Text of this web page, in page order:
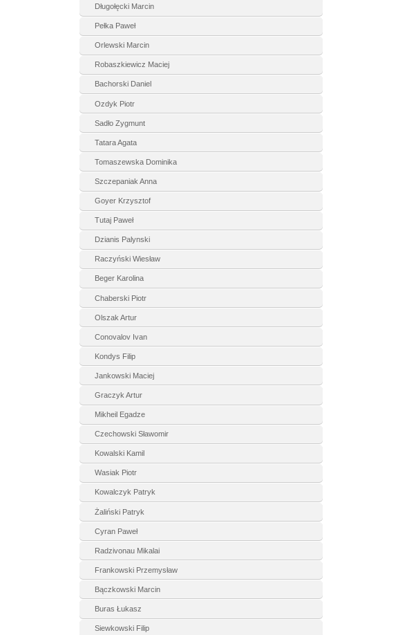
Długołęcki Marcin
Pełka Paweł
Orlewski Marcin
Robaszkiewicz Maciej
Bachorski Daniel
Ozdyk Piotr
Sadło Zygmunt
Tatara Agata
Tomaszewska Dominika
Szczepaniak Anna
Goyer Krzysztof
Tutaj Paweł
Dzianis Palynski
Raczyński Wiesław
Beger Karolina
Chaberski Piotr
Olszak Artur
Conovalov Ivan
Kondys Filip
Jankowski Maciej
Graczyk Artur
Mikheil Egadze
Czechowski Sławomir
Kowalski Kamil
Wasiak Piotr
Kowalczyk Patryk
Żaliński Patryk
Cyran Paweł
Radzivonau Mikalai
Frankowski Przemysław
Bączkowski Marcin
Buras Łukasz
Siewkowski Filip